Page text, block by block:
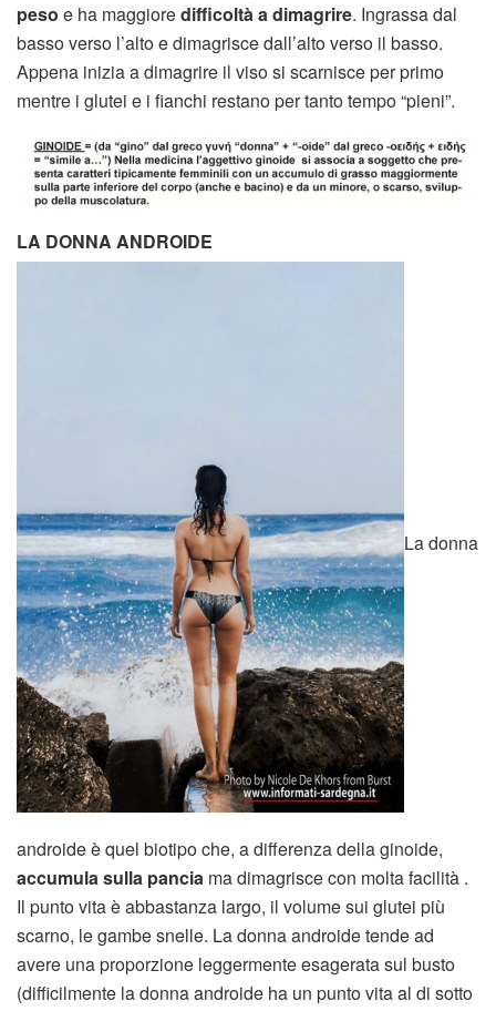
peso e ha maggioredifficoltà a dimagrire. Ingrassa dal
basso verso l’alto e dimagrisce dall’alto verso il basso.
Appena inizia a dimagrire il viso si scarnisce per primo
mentre i glutei e i fianchi restano per tanto tempo “pieni”.
LA DONNA ANDROIDE
La donna
androide è quel biotipo che, a differenza della ginoide,
accumula sulla pancia ma dimagrisce con molta facilità .
Il punto vita è abbastanza largo, il volume sui glutei più
scarno, le gambe snelle. La donna androide tende ad
avere una proporzione leggermente esagerata sul busto
(difficilmente la donna androide ha un punto vita al di sotto